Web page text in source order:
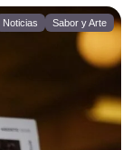
Noticias Sabor y Arte